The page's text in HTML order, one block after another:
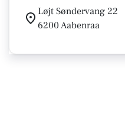
Løjt Søndervang 22
6200 Aabenraa